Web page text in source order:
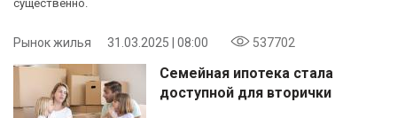
существенно.
Рынок жилья 31.03.2025 | 08:00 537702
Семейная ипотека стала
доступной для вторички